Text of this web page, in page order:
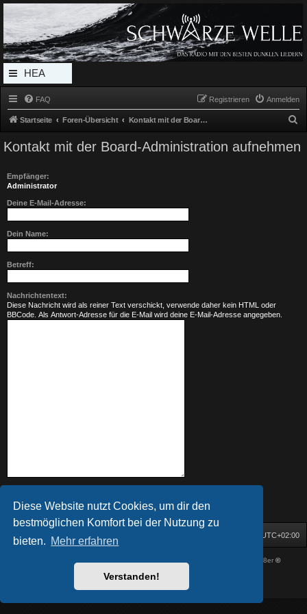
Diese Website nutzt Cookies, um dir den
bestmöglichen Komfort bei der Nutzung zu
bieten. Mehr erfahren
Verstanden!
Radio Schwarze Welle Forum
Das Radio mit den Besten Dunklen Liedern
HEA
DERL
MEN
U
FAQ Anmelden
Registrieren
Startseite Foren-Übersicht Kontakt mit der Board-Administration aufnehmen
c
Kontakt mit der Board-Administration aufnehmen
Empfänger:
Administrator
Deine E-Mail-Adresse:
Dein Name:
Betreff:
Nachrichtentext:
Diese Nachricht wird als reiner Text verschickt, verwende daher kein HTML oder
BBCode. Als Antwort-Adresse für die E-Mail wird deine E-Mail-Adresse angegeben.
Startseite Foren-Übersicht UTC+02:00
Prosk8er©
Deutsche Übersetzung durch